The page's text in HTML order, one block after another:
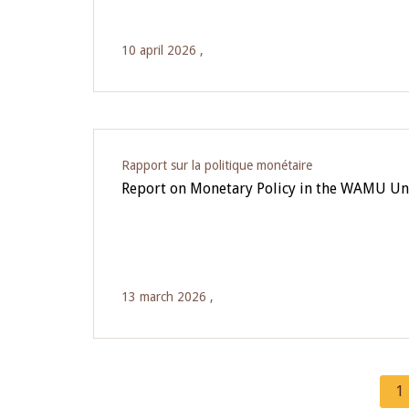
10 april 2026 ,
Rapport sur la politique monétaire
Report on Monetary Policy in the WAMU
13 march 2026 ,
1